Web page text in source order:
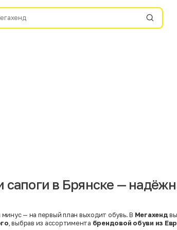
в Брянске —
минус — на первый план выходит обувь. В Мегахенд
, выбрав из ассортимента брендовой обуви из